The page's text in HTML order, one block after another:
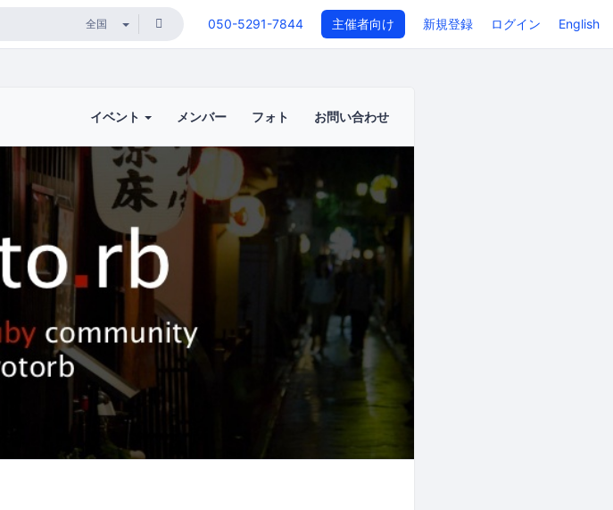
050-5291-7844 主催者向け 新規登録 ログイン English
イベント メンバー フォト お問い合わせ